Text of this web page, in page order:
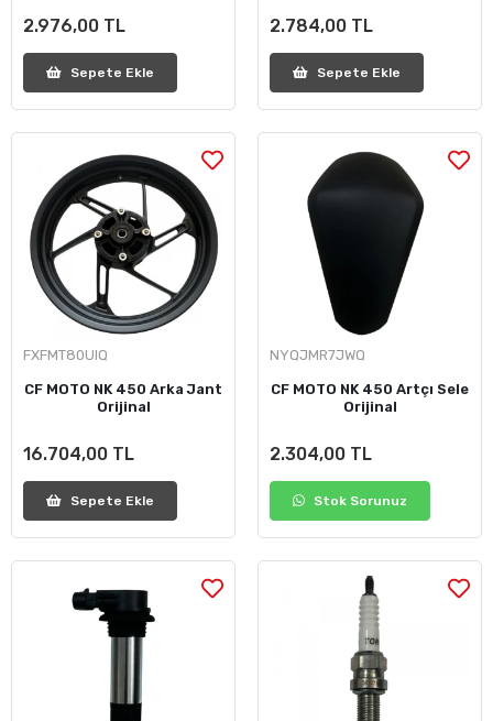
2.976,00 TL
Sepete Ekle
2.784,00 TL
Sepete Ekle
FXFMT80UIQ
CF MOTO NK 450 Arka Jant
Orijinal
16.704,00 TL
Sepete Ekle
NYQJMR7JWQ
CF MOTO NK 450 Artçı Sele
Orijinal
2.304,00 TL
Stok Sorunuz